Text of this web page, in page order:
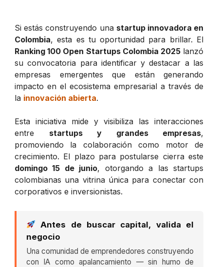
Si estás construyendo una startup innovadora en
Colombia, esta es tu oportunidad para brillar. El
Ranking 100 Open Startups Colombia 2025lanzó
su convocatoria para identificar y destacar a las
empresas emergentes que están generando
impacto en el ecosistema empresarial a través de
la innovación abierta.
Esta iniciativa mide y visibiliza las interacciones
entre startups y grandes empresas,
promoviendo la colaboración como motor de
crecimiento. El plazo para postularse cierra este
domingo 15 de junio, otorgando a las startups
colombianas una vitrina única para conectar con
corporativos e inversionistas.
Antes de buscar capital, valida el
negocio
Una comunidad de emprendedores construyendo
con IA como apalancamiento — sin humo de